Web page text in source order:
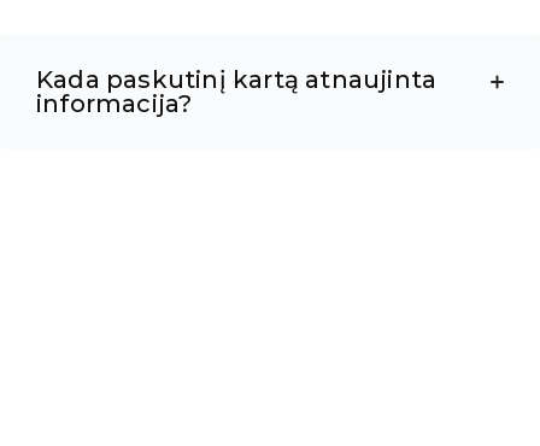
Kada paskutinį kartą atnaujinta
informacija?